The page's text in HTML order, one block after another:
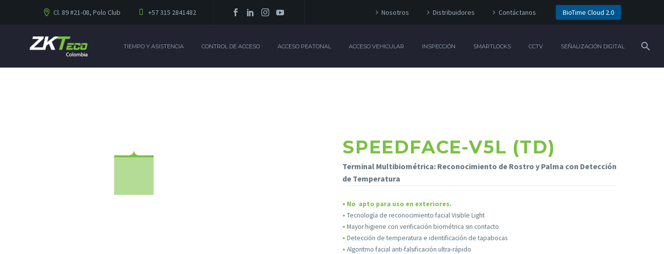
Cl. 89 #21-08, Polo Club +57 315 2841482 Nosotros Distribuidores Contáctanos BioTime Cloud 2.0
TIEMPO Y ASISTENCIA CONTROL DE ACCESO ACCESO PEATONAL ACCESO VEHICULAR INSPECCIÓN SMARTLOCKS CCTV SEÑALIZACIÓN DIGITAL
SPEEDFACE-V5L (TD)
Terminal Multibiométrica: Reconocimiento de Rostro y Palma con Detección
de Temperatura
• No apto para uso en exteriores.
• Tecnología de reconocimiento facial Visible Light
• Mayor higiene con verificación biométrica sin contacto
• Detección de temperatura e identificación de tapabocas
• Algoritmo facial anti-falsificación ultra-rápido